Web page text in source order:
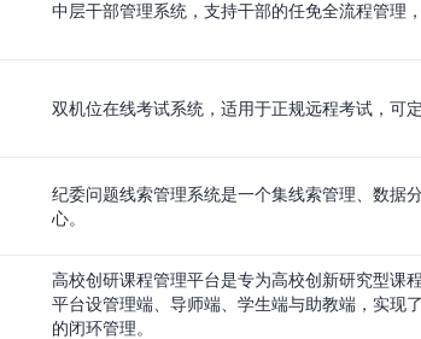
中层干部管理系统，支持干部的任免全流程管理
双机位在线考试系统，适用于正规远程考试，可
纪委问题线索管理系统是一个集线索管理、数据
心。
高校创研课程管理平台是专为高校创新研究型课
平台设管理端、导师端、学生端与助教端，实现
的闭环管理。